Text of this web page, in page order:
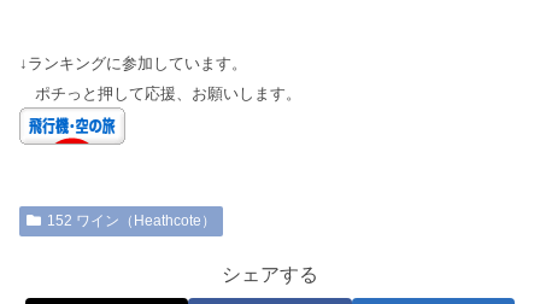
↓ランキングに参加しています。
ポチっと押して応援、お願いします。
152 ワイン（Heathcote）
シェアする